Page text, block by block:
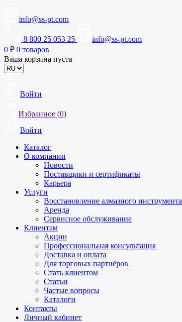
info@ss-pt.com
8 800 25 053 25
info@ss-pt.com
0 ₽ 0 товаров
Ваша корзина пуста
Войти
Избранное (0)
Войти
Каталог
О компании
Новости
Поставщики и сертификаты
Карьера
Услуги
Восстановление алмазного инструмента
Аренда
Сервисное обслуживание
Клиентам
Акции
Профессиональная консультация
Доставка и оплата
Для торговых партнёров
Стать клиентом
Статьи
Частые вопросы
Каталоги
Контакты
Личный кабинет